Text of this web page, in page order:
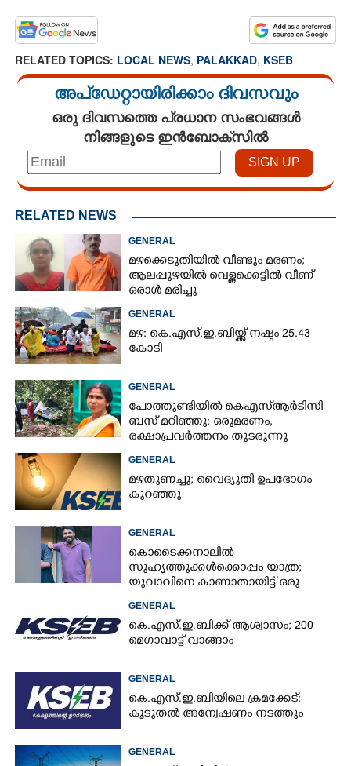
RELATED TOPICS: LOCAL NEWS, PALAKKAD, KSEB
അപ്ഡേറ്റായിരിക്കാം ദിവസവും
ഒരു ദിവസത്തെ പ്രധാന സംഭവങ്ങൾ
നിങ്ങളുടെ ഇൻബോക്സിൽ
RELATED NEWS
GENERAL
മഴക്കെടുതിയിൽ വീണ്ടും മരണം;
ആലപ്പുഴയിൽ വെള്ളക്കെട്ടിൽ വീണ്
ഒരാൾ മരിച്ചു
GENERAL
മഴ: കെ.എസ്.ഇ.ബിയ്ക്ക് നഷ്ടം 25.43
കോടി
GENERAL
പോത്തുണ്ടിയിൽ കെഎസ്ആർടിസി
ബസ് മറിഞ്ഞു: ഒരുമരണം,
രക്ഷാപ്രവര്‍ത്തനം തുടരുന്നു
GENERAL
മഴതുണച്ചു; വൈദ്യുതി ഉപഭോഗം
കുറഞ്ഞു
GENERAL
കൊടൈക്കനാലിൽ
സുഹൃത്തുക്കൾക്കൊപ്പം യാത്ര;
യുവാവിനെ കാണാതായിട്ട് ഒരു
കുടുംബം
GENERAL
കെ.എസ്.ഇ.ബിക്ക് ആശ്വാസം; 200
മെഗാവാട്ട് വാങ്ങാം
GENERAL
കെ.എസ്.ഇ.ബിയിലെ ക്രമക്കേട്:
കൂടുതൽ അന്വേഷണം നടത്തും
GENERAL